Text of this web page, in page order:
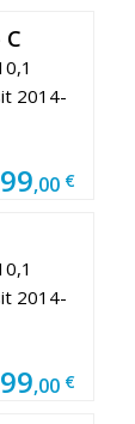
2014-
,00 €
2014-
,00 €